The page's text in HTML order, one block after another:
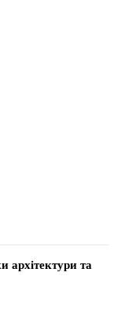
архітектури та